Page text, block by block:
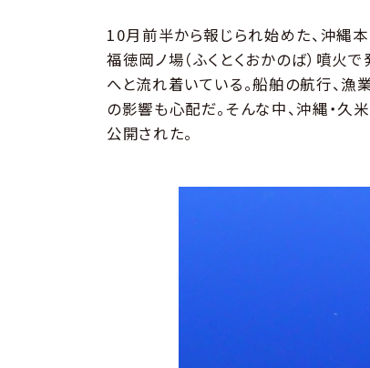
10月前半から報じられ始めた、沖縄
福徳岡ノ場（ふくとくおかのば）噴火
へと流れ着いている。船舶の航行、
の影響も心配だ。そんな中、沖縄・
公開された。